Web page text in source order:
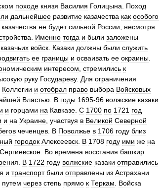
походе князя Василия Голицына
Поход
дальнейшее развитие казачества как особого
казачества не будет сильной России
несмотря
Именно тогда и были заложены
казачьих войск Казаки должны были служить
ее границы и осваивать ее окраины
интересом стремились к
руку Государеву. Для ограничения
Коллегии и отобрал право выбора Войсковых
Властью В годы 1695-96 волжские казаки
и горцами на Кавказе С 1700 по 1721 год
и на Украине участвуя в Великой Северной
чеченцев В Поволжье в 1706 году близ
городок Алексеевск В 1708 году ими же на
Сергиевское Во времена восстания башкир
В 1722 году волжские казаки отправились
и транспорт были отправлены из Астрахани
путем через степь прямо к Теркам
Войска